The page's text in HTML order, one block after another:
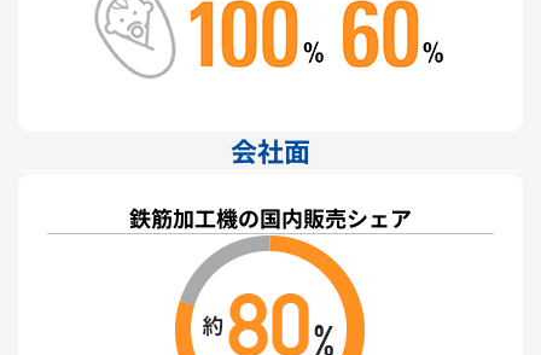
会社面
鉄筋加工機の国内販売シェア